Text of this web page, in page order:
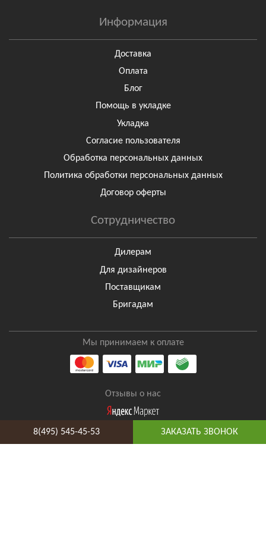
Информация
Доставка
Оплата
Блог
Помощь в укладке
Укладка
Согласие пользователя
Обработка персональных данных
Политика обработки персональных данных
Договор оферты
Сотрудничество
Дилерам
Для дизайнеров
Поставщикам
Бригадам
Мы принимаем к оплате
Отзывы о нас
8(495) 545-45-53 ЗАКАЗАТЬ ЗВОНОК